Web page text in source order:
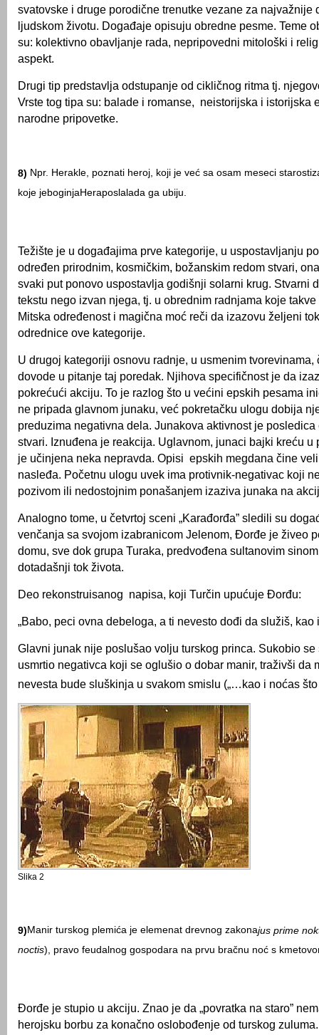
svatovske i druge porodične trenutke vezane za najvažnije
ljudskom životu. Događaje opisuju obredne pesme. Teme
su: kolektivno obavljanje rada, nepripovedni mitološki i
aspekt.
Drugi tip predstavlja odstupanje od cikličnog ritma tj.
Vrste tog tipa su: balade i romanse, neistorijska i istorijska
narodne pripovetke.
8) N pr. Herakle, poznati heroj, koji je već sa osam meseci starosti
koje jeboginjaHeraposla lada ga ubiju.
Težište je u događajima prve kategorije, u uspostavljanju
određen prirodnim, kosmičkim, božanskim redom stvari,
svaki put ponovo uspostavlja godišnji solarni krug. Stvarni
tekstu nego izvan njega, tj. u obrednim radnjama koje
Mitska određenost i magična moć reči da izazovu željeni
odrednice ove kategorije.
U drugoj kategoriji osnovu radnje, u usmenim
dovode u pitanje taj poredak. Njihova specifičnost je da
pokrećući akciju. To je razlog što u većini epskih pesama
ne pripada glavnom junaku, već pokretačku ulogu dobija
preduzima negativna dela. Junakova aktivnost je posledica
stvari. Iznuđena je reakcija. Uglavnom, junaci bajki kreću u
je učinjena neka nepravda. Opisi epskih megdana čine
nasleđa. Početnu ulogu uvek ima protivnik-negativac koji
pozivom ili nedostojnim ponašanjem izaziva junaka na
Analogno tome, u četvrtoj sceni „Karađorđa” sledili su
venčanja sa svojom izabranicom Jelenom, Đorđe je živeo
domu, sve dok grupa Turaka, predvođena sultanovim
dotadašnji tok života.
Deo rekonstruisanog napisa, koji Turčin upućuje Đorđu:
„Babo, peci ovna debeloga, a ti nevesto dođi da služiš, kao
Glavni junak nije poslušao volju turskog princa. Sukobio
usmrtio negativca koji se oglušio o dobar manir, traživši da
nevesta bude sluškinja u svakom smislu („…kao i noćas što
Slika 2
9) Manir turskog plemića je elemenat drevnog zakonajus prime
noctis), pravo feudalnog gospodara na prvu bračnu noć s kmetov
Đorđe je stupio u akciju. Znao je da „povratka na staro”
herojsku borbu za konačno oslobođenje od turskog